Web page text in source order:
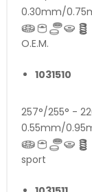
0.30mm/
O.E.M.
1031510
257°/255° -
0.55mm/
sport